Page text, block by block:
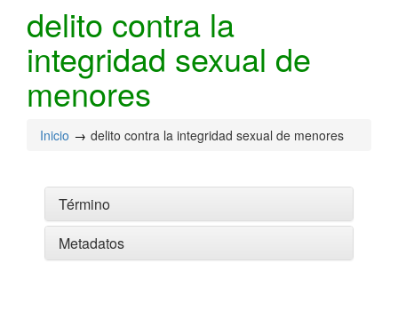
delito contra la
integridad sexual de
menores
Inicio delito contra la integridad sexual de menores
Término
Metadatos